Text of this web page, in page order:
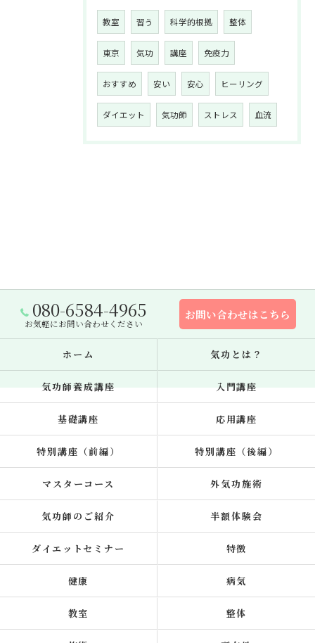
教室 習う 科学的根拠 整体
東京 気功 講座 免疫力
おすすめ 安い 安心 ヒーリング
ダイエット 気功師 ストレス 血流
080-6584-4965
お気軽にお問い合わせください
お問い合わせはこちら
ホーム 気功とは？
気功師養成講座 入門講座
基礎講座 応用講座
特別講座（前編） 特別講座（後編）
マスターコース 外気功施術
気功師のご紹介 半額体験会
ダイエットセミナー 特徴
健康 病気
教室 整体